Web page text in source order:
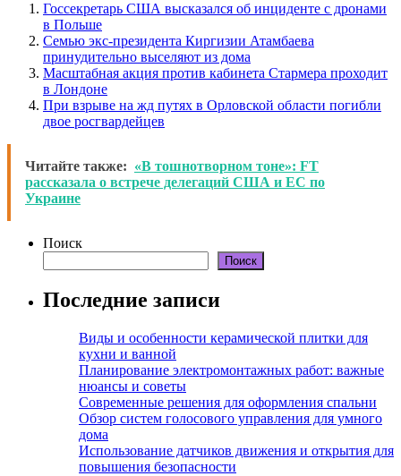
Госсекретарь США высказался об инциденте с дронами
в Польше
Семью экс-президента Киргизии Атамбаева
принудительно выселяют из дома
Масштабная акция против кабинета Стармера проходит
в Лондоне
При взрыве на жд путях в Орловской области погибли
двое росгвардейцев
Читайте также: «В тошнотворном тоне»: FT
рассказала о встрече делегаций США и ЕС по
Украине
Поиск
Поиск
Последние записи
Виды и особенности керамической плитки для
кухни и ванной
Планирование электромонтажных работ: важные
нюансы и советы
Современные решения для оформления спальни
Обзор систем голосового управления для умного
дома
Использование датчиков движения и открытия для
повышения безопасности